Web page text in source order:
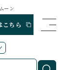
ーン
こちら